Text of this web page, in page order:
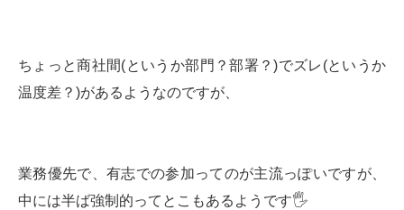
ちょっと商社間(というか部門？部署？)でズレ(というか
温度差？)があるようなのですが、
業務優先で、有志での参加ってのが主流っぽいですが、
中には半ば強制的ってとこもあるようです🖐